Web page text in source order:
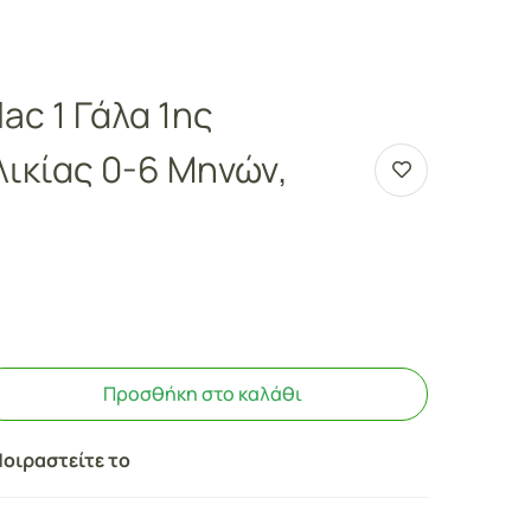
1 Γάλα 1ης
0-6 Μηνών,
Προσθήκη στο καλάθι
το